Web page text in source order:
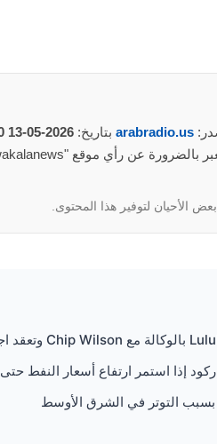
arabradio.us بتاريخ:2026-05-13 21:00:00
الأحيان لتوفير هذا المحتوى.
استمر ارتفاع أسعار النفط حتى 2027
التوتر في الشرق الأوسط